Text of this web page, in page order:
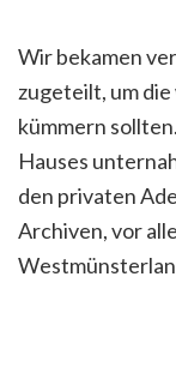
Wir bekamen
zugeteilt, um
kümmern
Hauses
den privaten
Archiven, vor